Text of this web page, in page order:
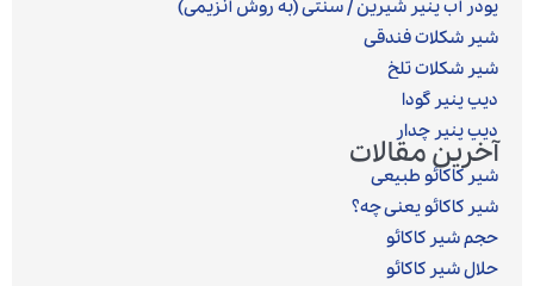
پودر آب پنیر شیرین / سنتی (به روش آنزیمی)‎
شیر شکلات فندقی
شیر شکلات تلخ
دیپ پنیر گودا
دیپ پنیر چدار
آخرین مقالات
شیر کاکائو طبیعی
شیر کاکائو یعنی چه؟
حجم شیر کاکائو
حلال شیر کاکائو